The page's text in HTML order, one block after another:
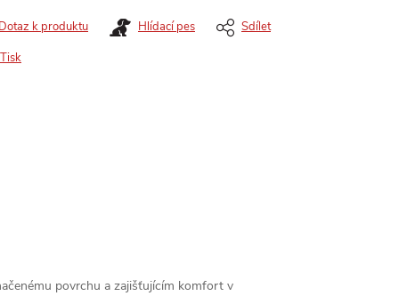
Tisk
Dotaz k produktu Hlídací pes Sdílet
povrchu a zajišťujícím komfort v